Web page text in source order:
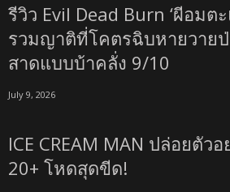
รีวิว Evil Dead Burn ‘ผีอมต
รวมญาติที่โคตรฉิบหายวายป่
สาดแบบบ้าคลั่ง 9/10
July 9, 2026
ICE CREAM MAN ปล่อยตัว
20+ โหดสุดขีด!